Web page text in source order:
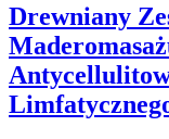
Drewniany